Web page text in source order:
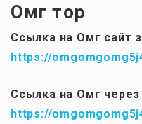
Омг тор
Ссылка на Омг сайт
https://
Ссылка на Омг через
https://